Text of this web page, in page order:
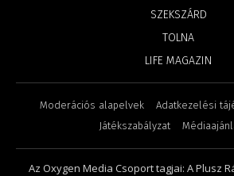
SZEKSZÁRD
TOLNA
LIFE MAGAZIN
Moderációs alapelvek Adatkezelési
Játékszabályzat
Az Oxygen Media Csoport tagjai: A Plusz